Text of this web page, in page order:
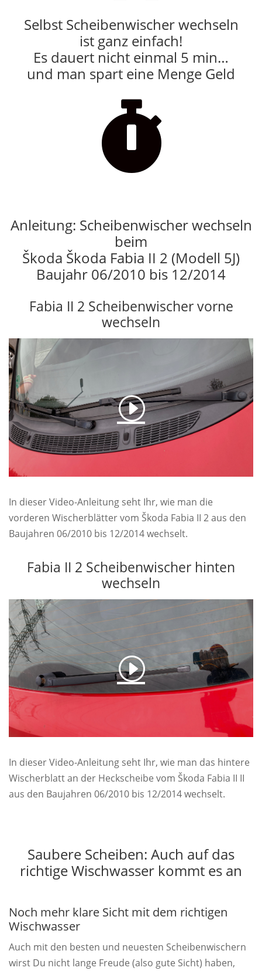
Selbst Scheibenwischer wechseln
ist ganz einfach!
Es dauert nicht einmal 5 min…
und man spart eine Menge Geld

Anleitung: Scheibenwischer wechseln
beim
Škoda Škoda Fabia II 2 (Modell 5J)
Baujahr 06/2010 bis 12/2014
Fabia II 2 Scheibenwischer vorne
wechseln
In dieser Video-Anleitung seht Ihr, wie man die
vorderen Wischerblätter vom Škoda Fabia II 2 aus den
Baujahren 06/2010 bis 12/2014 wechselt.
Fabia II 2 Scheibenwischer hinten
wechseln
In dieser Video-Anleitung seht Ihr, wie man das hintere
Wischerblatt an der Heckscheibe vom Škoda Fabia II II
aus den Baujahren 06/2010 bis 12/2014 wechselt.
Saubere Scheiben: Auch auf das
richtige Wischwasser kommt es an
Noch mehr klare Sicht mit dem richtigen
Wischwasser
Auch mit den besten und neuesten Scheibenwischern
wirst Du nicht lange Freude (also gute Sicht) haben,